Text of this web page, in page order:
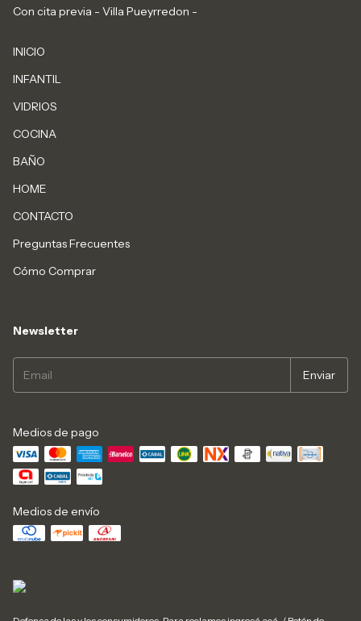
Con cita previa - Villa Pueyrredon -
INICIO
INFANTIL
VIDRIOS
COCINA
BAÑO
HOME
CONTACTO
Preguntas Frecuentes
Cómo Comprar
Newsletter
Medios de pago
Medios de envío